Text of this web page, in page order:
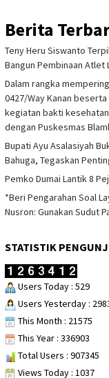
Berita
Teny Heru Siswanto
Bangun Pembinaan
Dalam rangka
0427/Way Kanan beserta
kegiatan bakti
dengan Puskesmas
Bupati Ayu Asalasiyah
Bahuga, Tegaskan
Pemko Dumai Lantik 8
*Beri Pengarahan Soal
Nusron: Gunakan Sudut
STATISTIK
Users Today : 529
Users Yesterday :
This Month : 21575
This Year : 336903
Total Users : 907345
Views Today : 1037